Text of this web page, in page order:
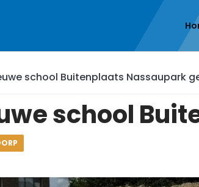
school Buitenplaats Nassaupark
school